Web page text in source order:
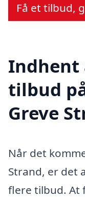
Få et tilbud,
Indhent
tilbud
Greve
Når det
Strand, er det
flere tilbud. At